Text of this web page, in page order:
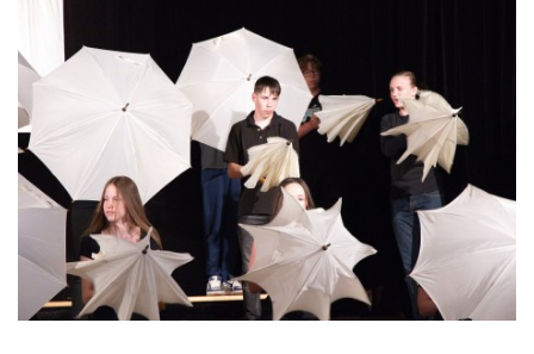
ŠKOLNÍ ROK
DOKUMENTY
ŠKOLSKÁ RADA
PROJEKTY
ENVIRONMENTÁLNÍ VÝCHOVA